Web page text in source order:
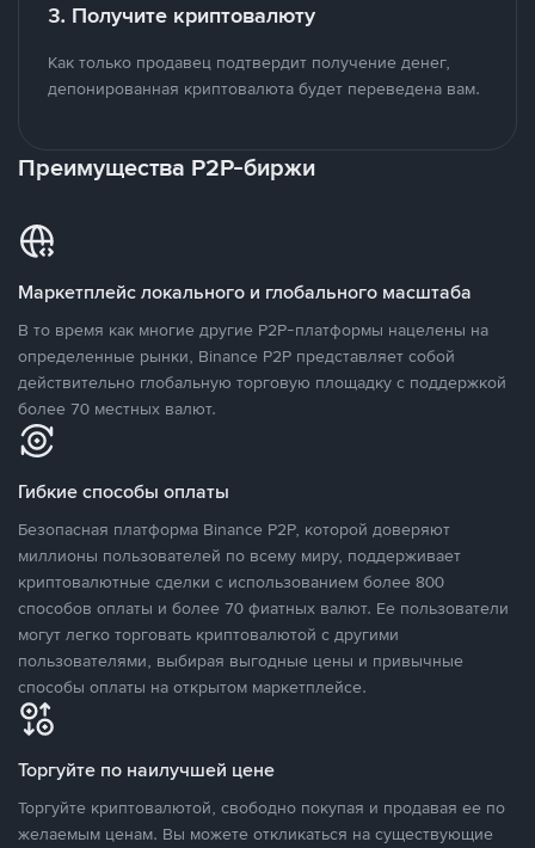
3. Получите криптовалюту
Как только продавец подтвердит получение денег,
депонированная криптовалюта будет переведена вам.
Преимущества P2P-биржи
Маркетплейс локального и глобального масштаба
В то время как многие другие P2P-платформы нацелены на
определенные рынки, Binance P2P представляет собой
действительно глобальную торговую площадку с поддержкой
более 70 местных валют.
Гибкие способы оплаты
Безопасная платформа Binance P2P, которой доверяют
миллионы пользователей по всему миру, поддерживает
криптовалютные сделки с использованием более 800
способов оплаты и более 70 фиатных валют. Ее пользователи
могут легко торговать криптовалютой с другими
пользователями, выбирая выгодные цены и привычные
способы оплаты на открытом маркетплейсе.
Торгуйте по наилучшей цене
Торгуйте криптовалютой, свободно покупая и продавая ее по
желаемым ценам. Вы можете откликаться на существующие